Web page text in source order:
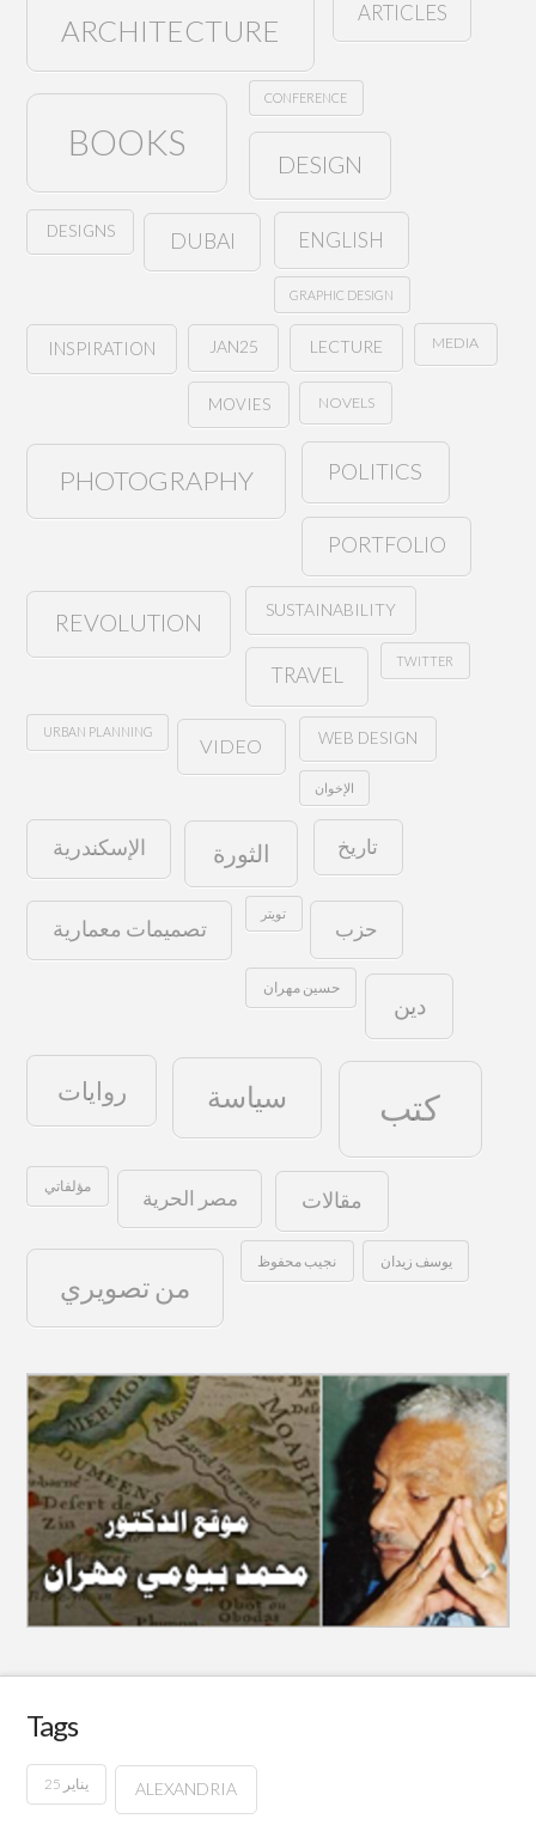
ARCHITECTURE
ARTICLES
BOOKS
CONFERENCE
DESIGN
DESIGNS DUBAI ENGLISH
GRAPHIC DESIGN
INSPIRATION JAN25 LECTURE MEDIA
MOVIES NOVELS
PHOTOGRAPHY POLITICS
PORTFOLIO
REVOLUTION SUSTAINABILITY
TRAVEL
TWITTER
URBAN PLANNING
VIDEO WEB DESIGN
الإخوان
الإسكندرية الثورة تاريخ
تصميمات معمارية
تويتر
حزب
حسين مهران
دين
روايات سياسة كتب
مؤلفاتي مصر الحرية مقالات
من تصويري
نجيب محفوظ يوسف زيدان
Tags
25 يناير ALEXANDRIA